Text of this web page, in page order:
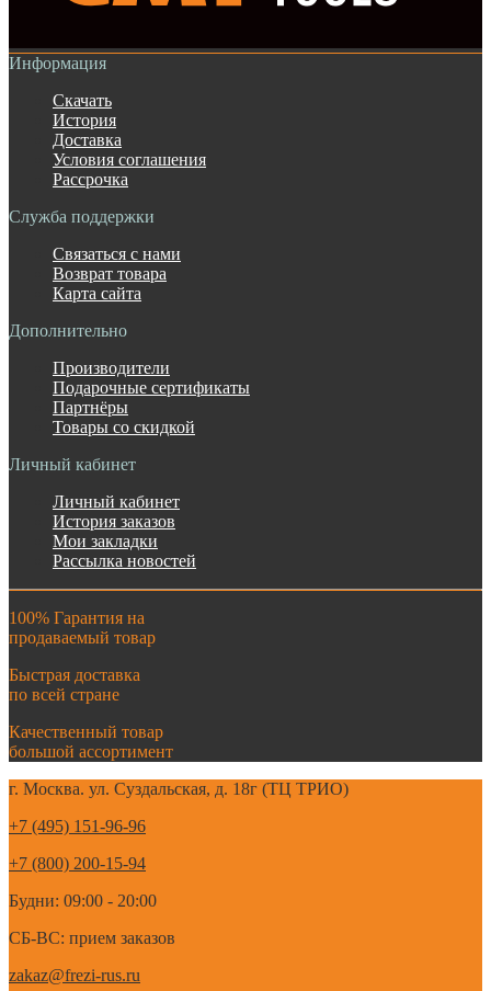
Информация
Скачать
История
Доставка
Условия соглашения
Рассрочка
Служба поддержки
Связаться с нами
Возврат товара
Карта сайта
Дополнительно
Производители
Подарочные сертификаты
Партнёры
Товары со скидкой
Личный кабинет
Личный кабинет
История заказов
Мои закладки
Рассылка новостей
100% Гарантия на
продаваемый товар
Быстрая доставка
по всей стране
Качественный товар
большой ассортимент
г. Москва. ул. Суздальская, д. 18г (ТЦ ТРИО)
+7 (495) 151-96-96
+7 (800) 200-15-94
Будни: 09:00 - 20:00
СБ-ВС: прием заказов
zakaz@frezi-rus.ru